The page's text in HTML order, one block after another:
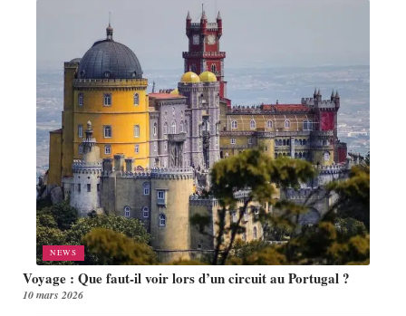
NEWS
Voyage : Que faut-il voir lors d’un circuit au Portugal ?
10 mars 2026